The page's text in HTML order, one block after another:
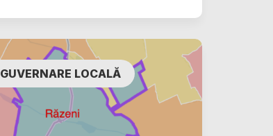
GUVERNARE LOCALĂ